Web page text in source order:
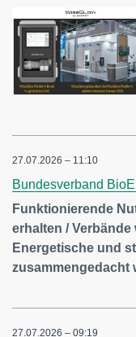
27.07.2026 – 11:10
Bundesverband
Funktionierende
erhalten /
Energetische und
zusammengedacht
27.07.2026 – 09:19